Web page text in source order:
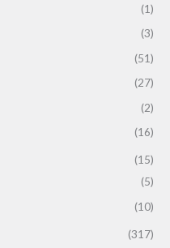
(1)
(3)
(51)
(27)
(2)
(16)
(15)
(5)
(10)
(317)